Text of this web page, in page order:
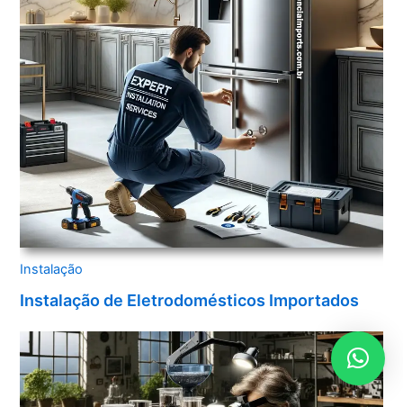
Instalação
Instalação de Eletrodomésticos Importados